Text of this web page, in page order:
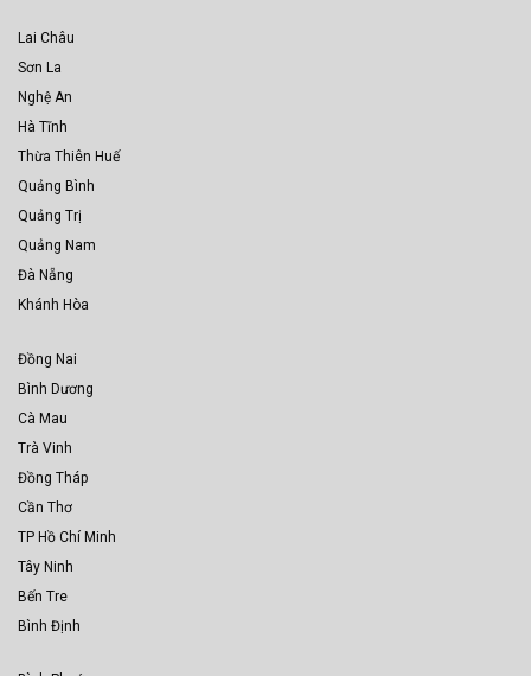
Lai Châu
Sơn La
Nghệ An
Hà Tĩnh
Thừa Thiên Huế
Quảng Bình
Quảng Trị
Quảng Nam
Đà Nẵng
Khánh Hòa
Đồng Nai
Bình Dương
Cà Mau
Trà Vinh
Đồng Tháp
Cần Thơ
TP Hồ Chí Minh
Tây Ninh
Bến Tre
Bình Định